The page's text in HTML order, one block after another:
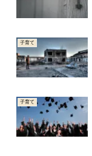
子育て
子育て